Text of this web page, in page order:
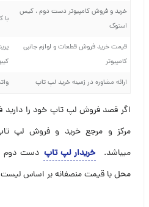
خرید و فروش کامپیوتر دست دوم ، کیس
استوک
با
قیمت خرید فروش قطعات و لوازم جانبی
کامپیوتر
ارائه مشاوره در زمینه خرید لپ تاپ
اگر قصد فروش لپ تاپ خود را دارید
مرکز و مرجع خرید و فروش لپ
میباشد. خریدار لپ تاپ دست
محلبا قیمت منصفانه بر اساس